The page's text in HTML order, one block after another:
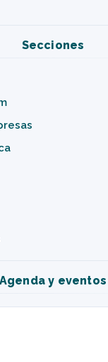
Secciones
Agenda y eventos